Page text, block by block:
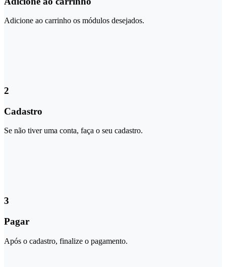
Adicione ao carrinho os módulos desejados.
2
Cadastro
Se não tiver uma conta, faça o seu cadastro.
3
Pagar
Após o cadastro, finalize o pagamento.